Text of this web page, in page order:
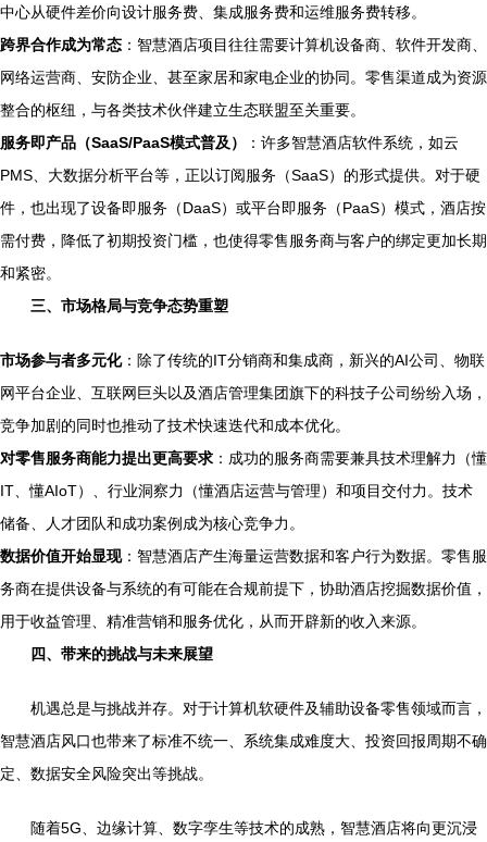
中心从硬件差价向设计服务费、集成服务费和运维服务费转移。
跨界合作成为常态 ：智慧酒店项目往往需要计算机设备商、软件开发商、
网络运营商、安防企业、甚至家居和家电企业的协同。零售渠道成为资源
整合的枢纽，与各类技术伙伴建立生态联盟至关重要。
服务即产品（SaaS/PaaS模式普及）
：许多智慧酒店软件系统，如云
PMS、大数据分析平台等，正以订阅服务（SaaS）的形式提供。对于硬
件，也出现了设备即服务（DaaS）或平台即服务（PaaS）模式，酒店按
需付费，降低了初期投资门槛，也使得零售服务商与客户的绑定更加长期
和紧密。
三、市场格局与竞争态势重塑
市场参与者多元化：除了传统的IT分销商和集成商，新兴的AI公司、物联
网平台企业、互联网巨头以及酒店管理集团旗下的科技子公司纷纷入场，
竞争加剧的同时也推动了技术快速迭代和成本优化。
对零售服务商能力提出更高要求 ：成功的服务商需要兼具技术理解力（懂
IT、懂AIoT）、行业洞察力（懂酒店运营与管理）和项目交付力。技术
储备、人才团队和成功案例成为核心竞争力。
数据价值开始显现：智慧酒店产生海量运营数据和客户行为数据。零售服
务商在提供设备与系统的有可能在合规前提下，协助酒店挖掘数据价值，
用于收益管理、精准营销和服务优化，从而开辟新的收入来源。
四、带来的挑战与未来展望
机遇总是与挑战并存。对于计算机软硬件及辅助设备零售领域而言，
智慧酒店风口也带来了标准不统一、系统集成难度大、投资回报周期不确
定、数据安全风险突出等挑战。
随着5G、边缘计算、数字孪生等技术的成熟，智慧酒店将向更沉浸